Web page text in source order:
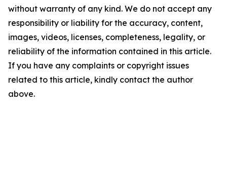
without warranty of any kind. We do not accept any
responsibility or liability for the accuracy, content,
images, videos, licenses, completeness, legality, or
reliability of the information contained in this article.
If you have any complaints or copyright issues
related to this article, kindly contact the author
above.